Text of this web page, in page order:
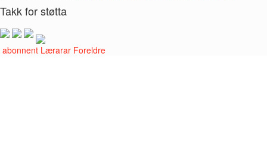
Takk for støtta
abonnent Lærarar Foreldre